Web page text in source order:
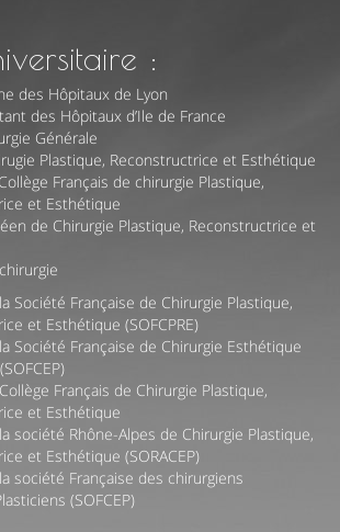
Greffe capillaire
réparatrice du visage
Cryolipolyse
Médecine esthétique
Questions Fréquentes
Cabinet
Cliniques
:
des Hôpitaux de Lyon
des Hôpitaux d’Ile de France
Générale
Plastique, Reconstructrice et Esthétique
Français de chirurgie Plastique,
et Esthétique
de Chirurgie Plastique, Reconstructrice et
Société Française de Chirurgie Plastique,
et Esthétique (SOFCPRE)
Société Française de Chirurgie Esthétique
Français de Chirurgie Plastique,
et Esthétique
société Rhône-Alpes de Chirurgie Plastique,
et Esthétique (SORACEP)
société Française des chirurgiens
(SOFCEP)